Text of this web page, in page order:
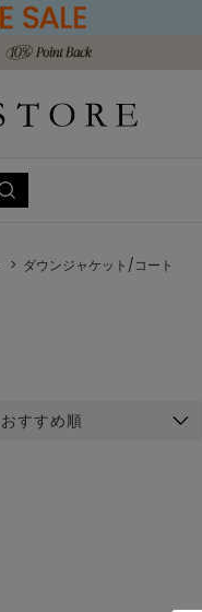
ダウンジャケット/コート
おすすめ順